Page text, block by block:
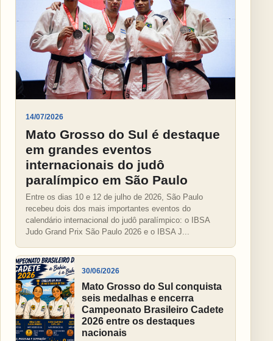
14/07/2026
Mato Grosso do Sul é destaque
em grandes eventos
internacionais do judô
paralímpico em São Paulo
Entre os dias 10 e 12 de julho de 2026, São Paulo
recebeu dois dos mais importantes eventos do
calendário internacional do judô paralímpico: o IBSA
Judo Grand Prix São Paulo 2026 e o IBSA J...
30/06/2026
Mato Grosso do Sul conquista
seis medalhas e encerra
Campeonato Brasileiro Cadete
2026 entre os destaques
nacionais